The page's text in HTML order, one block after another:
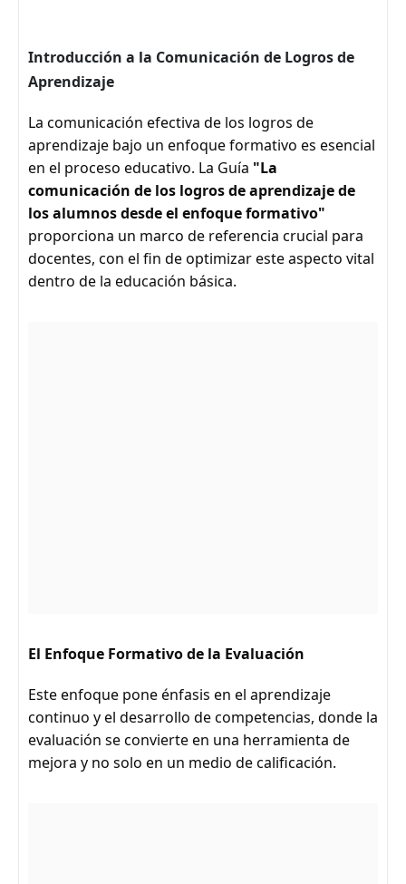
Introducción a la Comunicación de Logros de
Aprendizaje
La comunicación efectiva de los logros de
aprendizaje bajo un enfoque formativo es esencial
en el proceso educativo. La Guía "La
comunicación de los logros de aprendizaje de
los alumnos desde el enfoque formativo"
proporciona un marco de referencia crucial para
docentes, con el fin de optimizar este aspecto vital
dentro de la educación básica.
El Enfoque Formativo de la Evaluación
Este enfoque pone énfasis en el aprendizaje
continuo y el desarrollo de competencias, donde la
evaluación se convierte en una herramienta de
mejora y no solo en un medio de calificación.